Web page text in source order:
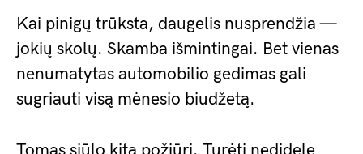
Kai pinigų trūksta, daugelis nusprendžia —
jokių skolų. Skamba išmintingai. Bet vienas
nenumatytas automobilio gedimas gali
sugriauti visą mėnesio biudžetą.